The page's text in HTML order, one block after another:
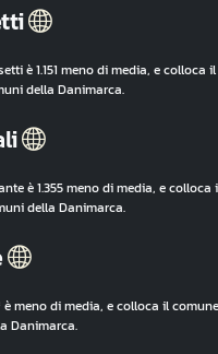
è 1.151 meno di media, e colloca
della Danimarca.
è 1.355 meno di media, e colloca
della Danimarca.
è meno di media, e colloca il
Danimarca.